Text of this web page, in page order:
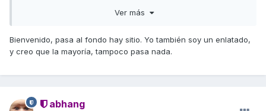
Un abrazo.
Ver más
Bienvenido, pasa al fondo hay sitio. Yo también soy un enlatado,
y creo que la mayoría, tampoco pasa nada.
abhang